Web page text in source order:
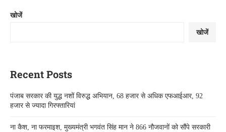
खोजें
खोजें
Recent Posts
पंजाब सरकार की युद्ध नशों विरुद्ध अभियान, 68 हजार से अधिक एफआईआर, 92
हजार से ज्यादा गिरफ्तारियां
ना कैश, ना फरमाइश, मुख्यमंत्री भगवंत सिंह मान ने 866 नौजवानों को सौंपे सरकारी